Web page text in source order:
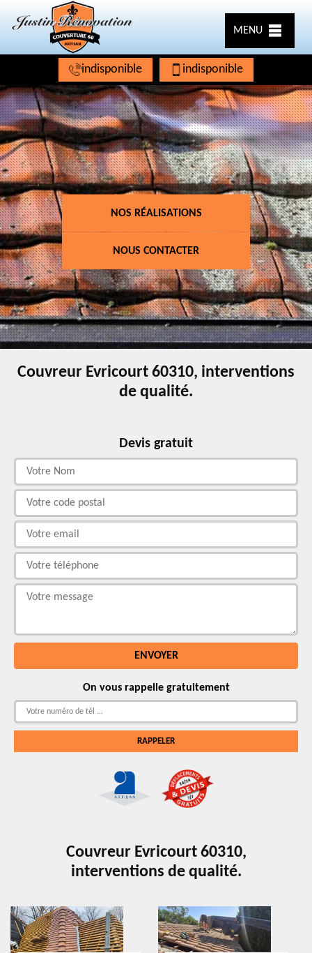
MENU
indisponible indisponible
NOS RÉALISATIONS
NOUS CONTACTER
Couvreur Evricourt 60310, interventions
de qualité.
Devis gratuit
On vous rappelle gratuitement
Couvreur Evricourt 60310,
interventions de qualité.